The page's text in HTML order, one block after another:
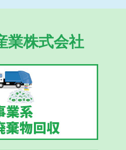
業株式会社